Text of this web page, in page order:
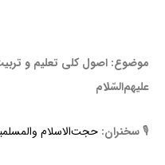
موضوع: اصول کلی تعلیم و
علیهم‌السّلام
🎙سخنران: حجت‌الاسلام